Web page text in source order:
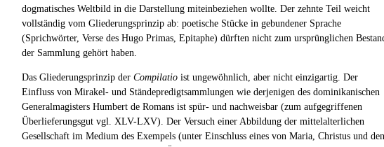
dogmatisches Weltbild in die Darstellung miteinbeziehen wollte. Der zehnte Teil weicht
vollständig vom Gliederungsprinzip ab: poetische Stücke in gebundener Sprache
(Sprichwörter, Verse des Hugo Primas, Epitaphe) dürften nicht zum ursprünglichen
der Sammlung gehört haben.
Das Gliederungsprinzip der Compilatio ist ungewöhnlich, aber nicht einzigartig. Der
Einfluss von Mirakel- und Ständepredigtsammlungen wie derjenigen des dominikanischen
Generalmagisters Humbert de Romans ist spür- und nachweisbar (zum aufgegriffenen
Überlieferungsgut vgl. XLV-LXV). Der Versuch einer Abbildung der mittelalterlichen
Gesellschaft im Medium des Exempels (unter Einschluss eines von Maria, Christus und den